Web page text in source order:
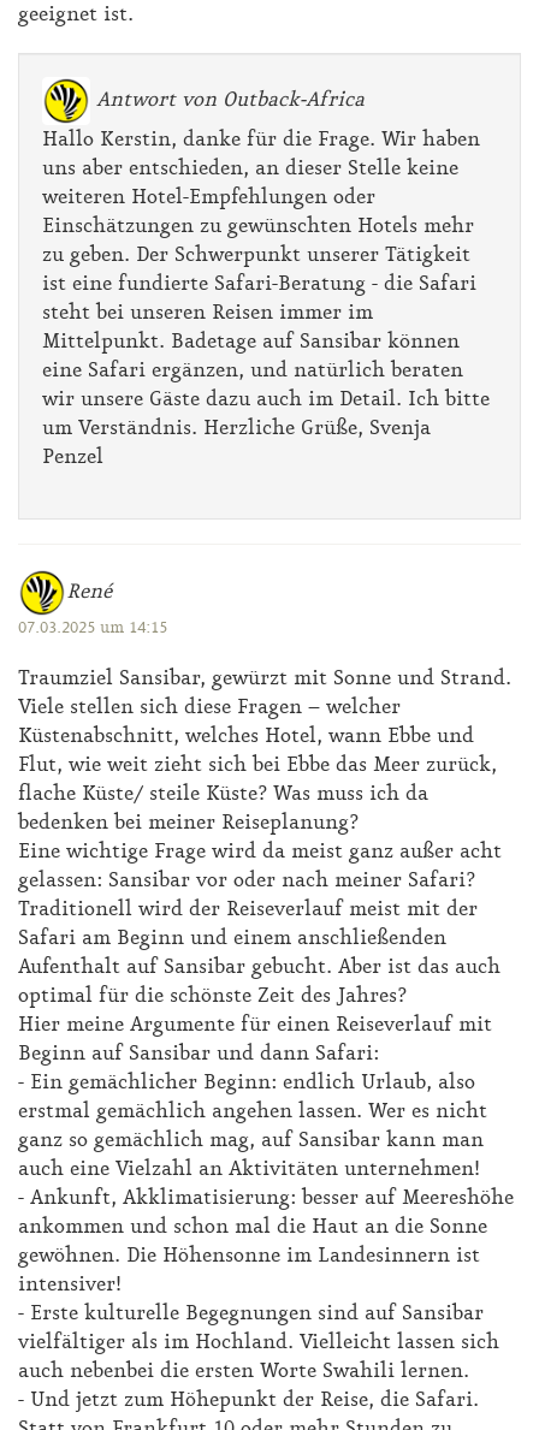
geeignet ist.
Antwort von Outback-Africa
Hallo Kerstin, danke für die Frage. Wir haben
uns aber entschieden, an dieser Stelle keine
weiteren Hotel-Empfehlungen oder
Einschätzungen zu gewünschten Hotels mehr
zu geben. Der Schwerpunkt unserer Tätigkeit
ist eine fundierte Safari-Beratung - die Safari
steht bei unseren Reisen immer im
Mittelpunkt. Badetage auf Sansibar können
eine Safari ergänzen, und natürlich beraten
wir unsere Gäste dazu auch im Detail. Ich bitte
um Verständnis. Herzliche Grüße, Svenja
Penzel
René
07.03.2025 um 14:15
Traumziel Sansibar, gewürzt mit Sonne und Strand.
Viele stellen sich diese Fragen – welcher
Küstenabschnitt, welches Hotel, wann Ebbe und
Flut, wie weit zieht sich bei Ebbe das Meer zurück,
flache Küste/ steile Küste? Was muss ich da
bedenken bei meiner Reiseplanung?
Eine wichtige Frage wird da meist ganz außer acht
gelassen: Sansibar vor oder nach meiner Safari?
Traditionell wird der Reiseverlauf meist mit der
Safari am Beginn und einem anschließenden
Aufenthalt auf Sansibar gebucht. Aber ist das auch
optimal für die schönste Zeit des Jahres?
Hier meine Argumente für einen Reiseverlauf mit
Beginn auf Sansibar und dann Safari:
- Ein gemächlicher Beginn: endlich Urlaub, also
erstmal gemächlich angehen lassen. Wer es nicht
ganz so gemächlich mag, auf Sansibar kann man
auch eine Vielzahl an Aktivitäten unternehmen!
- Ankunft, Akklimatisierung: besser auf Meereshöhe
ankommen und schon mal die Haut an die Sonne
gewöhnen. Die Höhensonne im Landesinnern ist
intensiver!
- Erste kulturelle Begegnungen sind auf Sansibar
vielfältiger als im Hochland. Vielleicht lassen sich
auch nebenbei die ersten Worte Swahili lernen.
- Und jetzt zum Höhepunkt der Reise, die Safari.